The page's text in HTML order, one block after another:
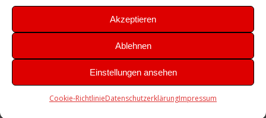
Akzeptieren
Ablehnen
Einstellungen ansehen
Cookie-RichtlinieDatenschutzerklärungImpressum
Theme